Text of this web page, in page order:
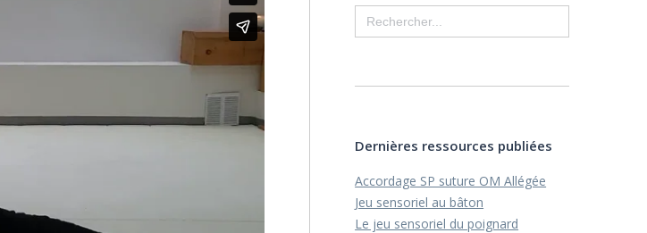
Search
for:
Dernières ressources publiées
Accordage SP suture OM Allégée
Jeu sensoriel au bâton
Le jeu sensoriel du poignard